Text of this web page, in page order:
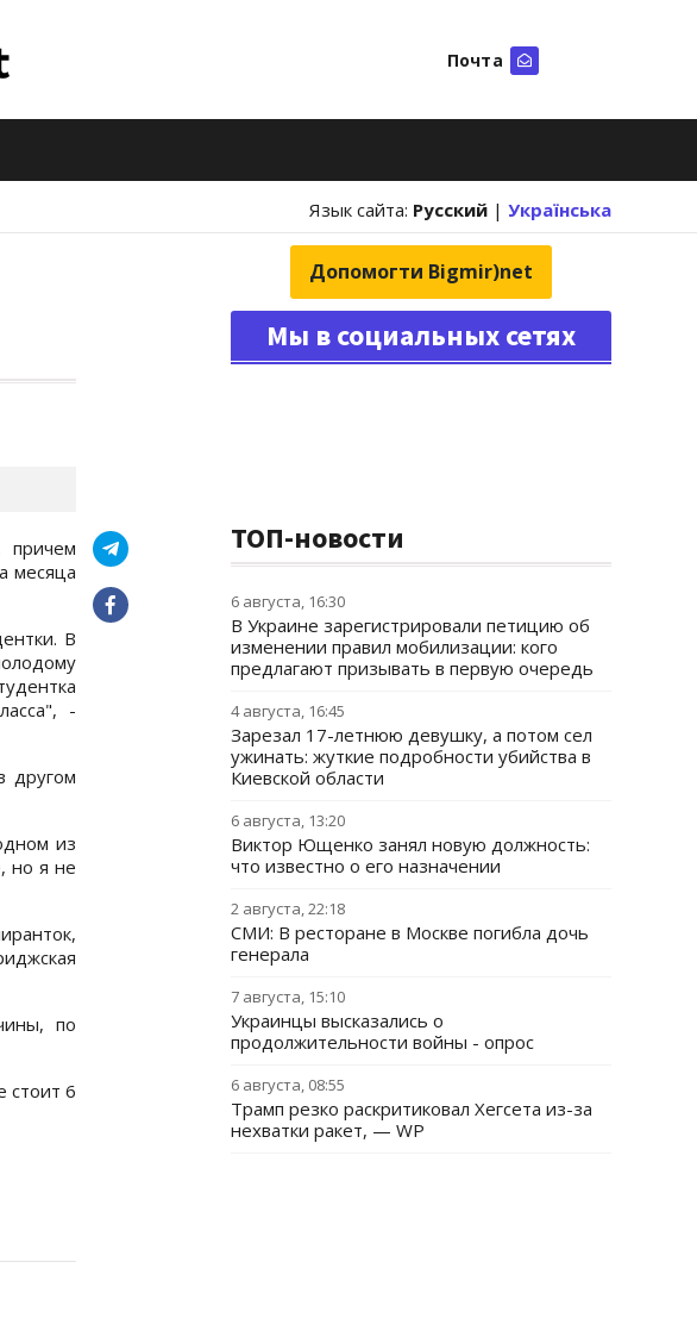
Почта
Язык сайта: Русский | Українська
причем
месяца
В
-
другом
из
но я не
по
стоит 6
Допомогти Bigmir)net
Мы в социальных сетях
ТОП-новости
6 августа, 16:30
В Украине зарегистрировали петицию об
изменении правил мобилизации: кого
предлагают призывать в первую очередь
4 августа, 16:45
Зарезал 17-летнюю девушку, а потом сел
ужинать: жуткие подробности убийства в
Киевской области
6 августа, 13:20
Виктор Ющенко занял новую должность:
что известно о его назначении
2 августа, 22:18
СМИ: В ресторане в Москве погибла дочь
генерала
7 августа, 15:10
Украинцы высказались о
продолжительности войны - опрос
6 августа, 08:55
Трамп резко раскритиковал Хегсета из-за
нехватки ракет, — WP